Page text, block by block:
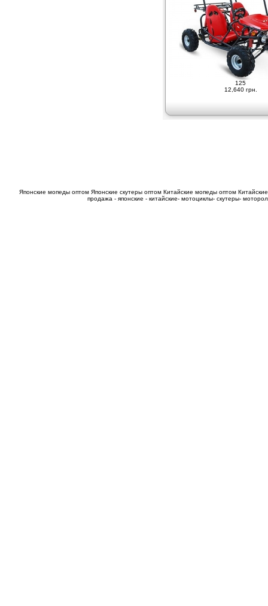
125
12,640 грн.
Японские мопеды оптом Японские скутеры оптом Китайские мопеды оптом
продажа - японские - китайские- мотоциклы- скутеры-